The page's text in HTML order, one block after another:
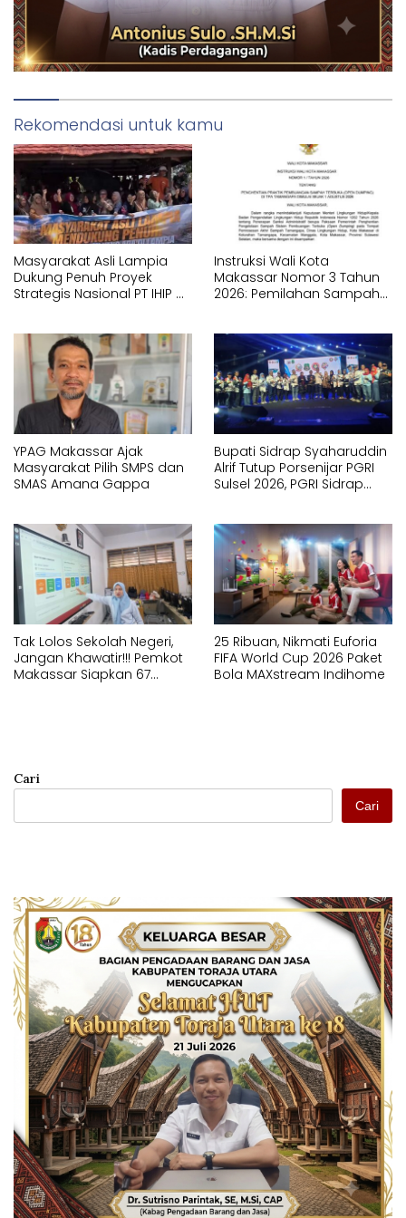
Rekomendasi untuk kamu
Masyarakat Asli Lampia
Dukung Penuh Proyek
Strategis Nasional PT IHIP di
Instruksi Wali Kota
Makassar Nomor 3 Tahun
2026: Pemilahan Sampah
YPAG Makassar Ajak
Masyarakat Pilih SMPS dan
SMAS Amana Gappa
Bupati Sidrap Syaharuddin
Alrif Tutup Porsenijar PGRI
Sulsel 2026, PGRI Sidrap
Tak Lolos Sekolah Negeri,
Jangan Khawatir!!! Pemkot
Makassar Siapkan 67
25 Ribuan, Nikmati Euforia
FIFA World Cup 2026 Paket
Bola MAXstream Indihome
Cari
Cari